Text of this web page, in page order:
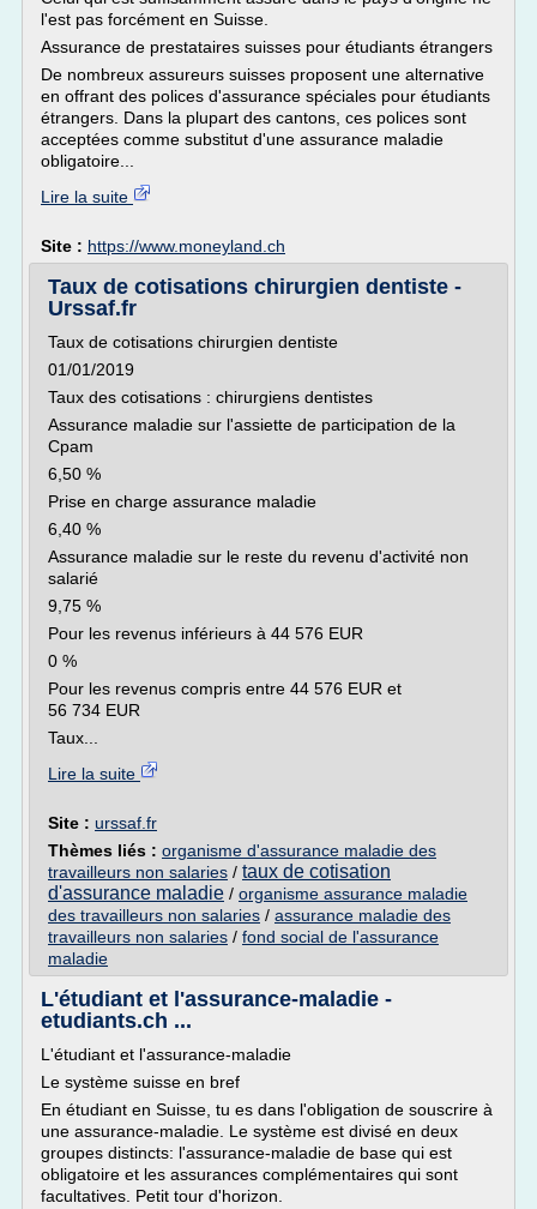
l'est pas forcément en Suisse.
Assurance de prestataires suisses pour étudiants étrangers
De nombreux assureurs suisses proposent une alternative
en offrant des polices d'assurance spéciales pour étudiants
étrangers. Dans la plupart des cantons, ces polices sont
acceptées comme substitut d'une assurance maladie
obligatoire...
Lire la suite
Site : https://www.moneyland.ch
Taux de cotisations chirurgien dentiste -
Urssaf.fr
Taux de cotisations chirurgien dentiste
01/01/2019
Taux des cotisations : chirurgiens dentistes
Assurance maladie sur l'assiette de participation de la
Cpam
6,50 %
Prise en charge assurance maladie
6,40 %
Assurance maladie sur le reste du revenu d'activité non
salarié
9,75 %
Pour les revenus inférieurs à 44 576 EUR
0 %
Pour les revenus compris entre 44 576 EUR et
56 734 EUR
Taux...
Lire la suite
Site : urssaf.fr
Thèmes liés : organisme d'assurance maladie des
travailleurs non salaries / taux de cotisation
d'assurance maladie / organisme assurance maladie
des travailleurs non salaries / assurance maladie des
travailleurs non salaries / fond social de l'assurance
maladie
L'étudiant et l'assurance-maladie -
etudiants.ch ...
L'étudiant et l'assurance-maladie
Le système suisse en bref
En étudiant en Suisse, tu es dans l'obligation de souscrire à
une assurance-maladie. Le système est divisé en deux
groupes distincts: l'assurance-maladie de base qui est
obligatoire et les assurances complémentaires qui sont
facultatives. Petit tour d'horizon.